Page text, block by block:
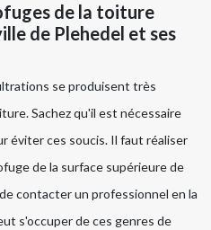
de la toiture
de Plehedel et ses
se produisent très
Sachez qu'il est nécessaire
éviter ces soucis. Il faut réaliser
de la surface supérieure de
contacter un professionnel en la
s'occuper de ces genres de